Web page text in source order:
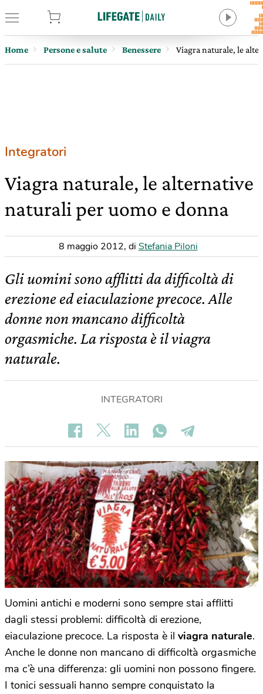
Home Persone e salute Benessere Viagra naturale, le
Integratori
Viagra naturale, le alternative
naturali per uomo e donna
8 maggio 2012, di Stefania Piloni
Gli uomini sono afflitti da difficoltà di
erezione ed eiaculazione precoce. Alle
donne non mancano difficoltà
orgasmiche. La risposta è il viagra
naturale.
INTEGRATORI
Uomini antichi e moderni sono sempre stai afflitti
dagli stessi problemi: difficoltà di erezione,
eiaculazione precoce. La risposta è il viagra naturale.
Anche le donne non mancano di difficoltà orgasmiche
ma c’è una differenza: gli uomini non possono fingere.
I tonici sessuali hanno sempre conquistato la